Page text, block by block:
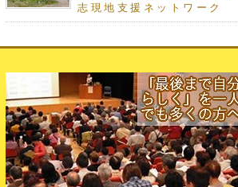
志現地支援ネットワーク